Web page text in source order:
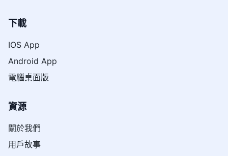
下載
IOS App
Android App
電腦桌面版
資源
關於我們
用戶故事